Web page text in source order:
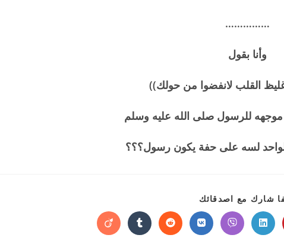
……………
وأنا بقول
القلب لانفضوا من حولك))
موجهه للرسول صلى الله عليه وسلم
لسه على حفة يكون رسول؟؟؟
شارك مع اصدقائك
THIS
CONTENT
Opens
in
Opens
in
Opens
in
Opens
in
Opens
in
Opens
in